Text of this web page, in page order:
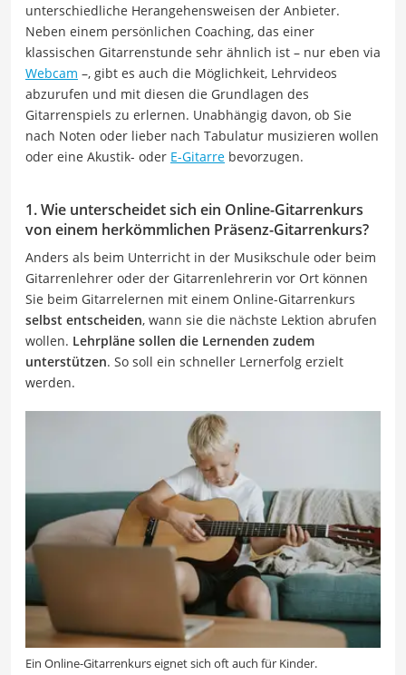
unterschiedliche Herangehensweisen der Anbieter.
Neben einem persönlichen Coaching, das einer
klassischen Gitarrenstunde sehr ähnlich ist – nur eben via
Webcam –, gibt es auch die Möglichkeit, Lehrvideos
abzurufen und mit diesen die Grundlagen des
Gitarrenspiels zu erlernen. Unabhängig davon, ob Sie
nach Noten oder lieber nach Tabulatur musizieren wollen
oder eine Akustik- oder E-Gitarre bevorzugen.
1. Wie unterscheidet sich ein Online-Gitarrenkurs
von einem herkömmlichen Präsenz-Gitarrenkurs?
Anders als beim Unterricht in der Musikschule oder beim
Gitarrenlehrer oder der Gitarrenlehrerin vor Ort können
Sie beim Gitarrelernen mit einem Online-Gitarrenkurs
selbst entscheiden, wann sie die nächste Lektion abrufen
wollen. Lehrpläne sollen die Lernenden zudem
unterstützen. So soll ein schneller Lernerfolg erzielt
werden.
Ein Online-Gitarrenkurs eignet sich oft auch für Kinder.